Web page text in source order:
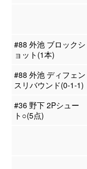
#88 外池 ブロックシ
ョット(1本)
#88 外池 ディフェン
スリバウンド(0-1-1)
#36 野下 2Pシュー
ト○(5点)